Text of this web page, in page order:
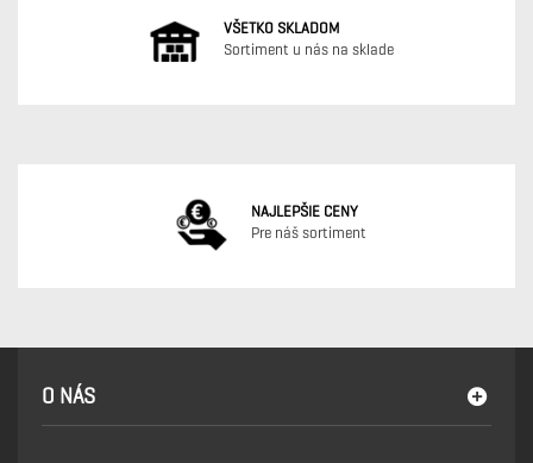
VŠETKO SKLADOM
Sortiment u nás na sklade
NAJLEPŠIE CENY
Pre náš sortiment
O NÁS